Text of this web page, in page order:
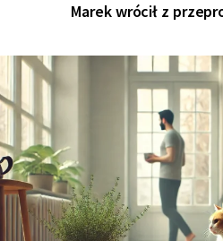
Marek wrócił z